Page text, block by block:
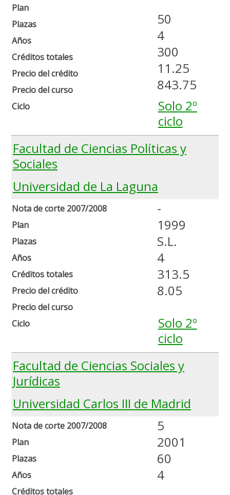
Plan
Plazas
Años
Créditos totales
Precio del crédito
Precio del curso
Ciclo
50
4
300
11.25
843.75
Solo 2º
ciclo
Facultad de Ciencias Políticas y
Sociales
Universidad de La Laguna
Nota de corte 2007/2008
Plan
Plazas
Años
Créditos totales
Precio del crédito
Precio del curso
Ciclo
-
1999
S.L.
4
313.5
8.05
Solo 2º
ciclo
Facultad de Ciencias Sociales y
Jurídicas
Universidad Carlos III de Madrid
Nota de corte 2007/2008
Plan
Plazas
Años
Créditos totales
5
2001
60
4